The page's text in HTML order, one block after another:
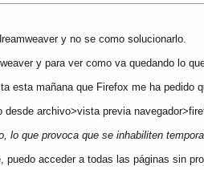
y no se como solucionarlo.
y para ver como va quedando lo
esta mañana que Firefox me ha
archivo>vista previa
lo que provoca que se inhabiliten
puedo acceder a todas las páginas sin